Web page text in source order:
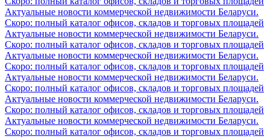
Актуальные новости коммерческой недвижимости Беларуси.
Скоро: полный каталог офисов, складов и торговых площадей
Актуальные новости коммерческой недвижимости Беларуси.
Скоро: полный каталог офисов, складов и торговых площадей
Актуальные новости коммерческой недвижимости Беларуси.
Скоро: полный каталог офисов, складов и торговых площадей
Актуальные новости коммерческой недвижимости Беларуси.
Скоро: полный каталог офисов, складов и торговых площадей
Актуальные новости коммерческой недвижимости Беларуси.
Скоро: полный каталог офисов, складов и торговых площадей
Актуальные новости коммерческой недвижимости Беларуси.
Скоро: полный каталог офисов, складов и торговых площадей